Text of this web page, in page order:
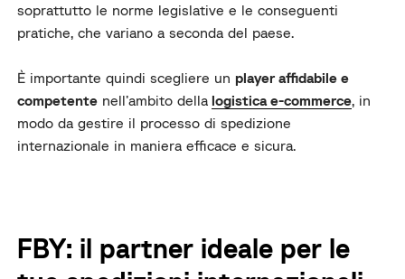
soprattutto le norme legislative e le conseguenti
pratiche, che variano a seconda del paese.
È importante quindi scegliere unplayer affidabile e
competente nell’ambito della logistica e-commerce, in
modo da gestire il processo di spedizione
internazionale in maniera efficace e sicura.
FBY: il partner ideale per le